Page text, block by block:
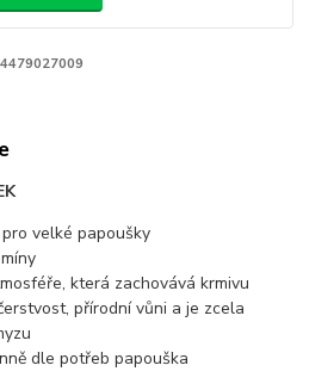
velké papoušky
která zachovává krmivu
přírodní vůni a je zcela
dle potřeb papouška